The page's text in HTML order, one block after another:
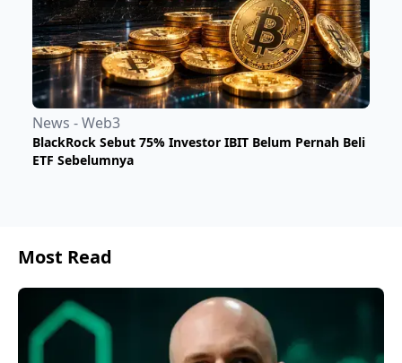
News - Web3
BlackRock Sebut 75% Investor IBIT Belum Pernah Beli
ETF Sebelumnya
Most Read